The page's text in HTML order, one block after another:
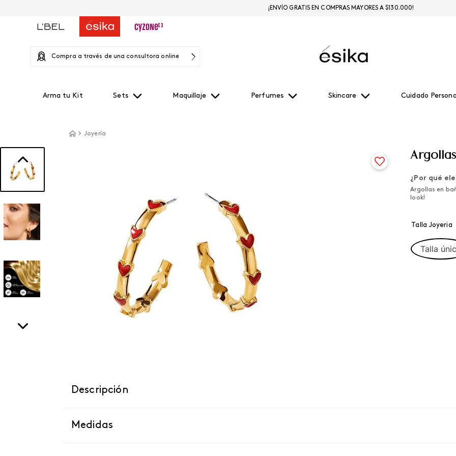
Compra a través de una consultora online
Arma tu Kit Sets Maquillaje Perfumes Skincare Cuidado
¡ENVÍO GRATIS EN COMPRAS MAYORES A $130.000!
Joyería
¿Por qué
Argollas en
look!
Talla Joyeria
Talla
Descripción
Medidas